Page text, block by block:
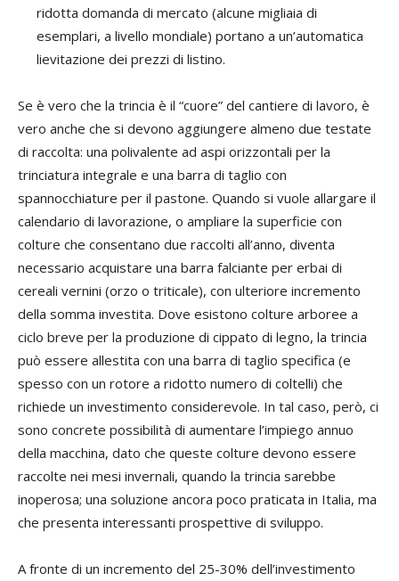
ridotta domanda di mercato (alcune migliaia di
esemplari, a livello mondiale) portano a un’automatica
lievitazione dei prezzi di listino.
Se è vero che la trincia è il “cuore” del cantiere di lavoro, è
vero anche che si devono aggiungere almeno due testate
di raccolta: una polivalente ad aspi orizzontali per la
trinciatura integrale e una barra di taglio con
spannocchiature per il pastone. Quando si vuole allargare il
calendario di lavorazione, o ampliare la superficie con
colture che consentano due raccolti all’anno, diventa
necessario acquistare una barra falciante per erbai di
cereali vernini (orzo o triticale), con ulteriore incremento
della somma investita. Dove esistono colture arboree a
ciclo breve per la produzione di cippato di legno, la trincia
può essere allestita con una barra di taglio specifica (e
spesso con un rotore a ridotto numero di coltelli) che
richiede un investimento considerevole. In tal caso, però, ci
sono concrete possibilità di aumentare l’impiego annuo
della macchina, dato che queste colture devono essere
raccolte nei mesi invernali, quando la trincia sarebbe
inoperosa; una soluzione ancora poco praticata in Italia, ma
che presenta interessanti prospettive di sviluppo.
A fronte di un incremento del 25-30% dell’investimento